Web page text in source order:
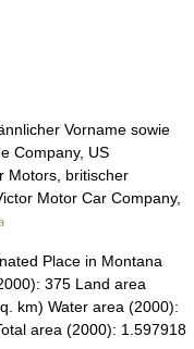
Vorname sowie
Company, US
Motors, britischer
Motor Car Company,
Place in Montana
375 Land area
km) Water area (2000):
area (2000): 1.597918